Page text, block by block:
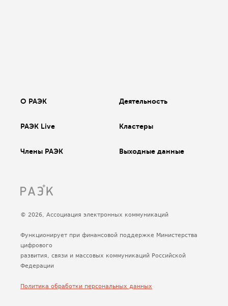
О РАЭК Деятельность
РАЭК Live Кластеры
Члены РАЭК Выходные данные
© 2026, Ассоциация электронных коммуникаций
Функционирует при финансовой поддержке Министерства
цифрового
развития, связи и массовых коммуникаций Российской
Федерации
Политика обработки персональных данных